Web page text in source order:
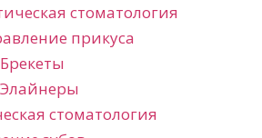
стоматология
прикуса
Брекеты
Элайнеры
стоматология